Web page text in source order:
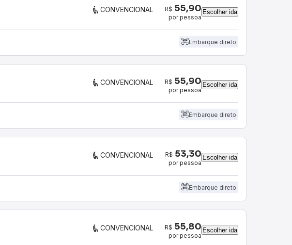
CONVENCIONAL R$ 55,90
por pessoa
Escolher ida
Embarque direto
CONVENCIONAL R$ 55,90
por pessoa
Escolher ida
Embarque direto
CONVENCIONAL R$ 53,30
por pessoa
Escolher ida
Embarque direto
CONVENCIONAL R$ 55,80
por pessoa
Escolher ida